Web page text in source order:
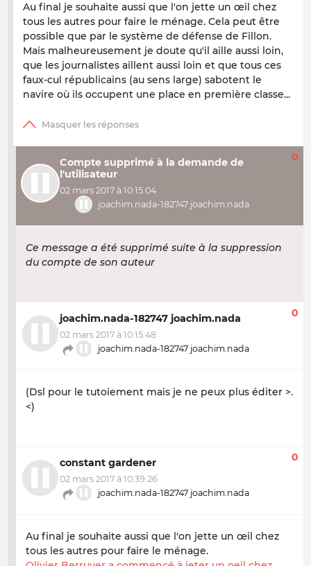
Au final je souhaite aussi que l'on jette un œil chez
tous les autres pour faire le ménage. Cela peut être
possible que par le système de défense de Fillon.
Mais malheureusement je doute qu'il aille aussi loin,
que les journalistes aillent aussi loin et que tous ces
faux-cul républicains (au sens large) sabotent le
navire où ils occupent une place en première classe...
Compte supprimé à la demande de
l'utilisateur
02 mars 2017 à 10:15:04
joachim.nada-182747 joachim.nada
0
Ce message a été supprimé suite à la suppression
du compte de son auteur
joachim.nada-182747 joachim.nada
02 mars 2017 à 10:15:48
joachim.nada-182747 joachim.nada
0
(Dsl pour le tutoiement mais je ne peux plus éditer >.
<)
constant gardener
02 mars 2017 à 10:39:26
joachim.nada-182747 joachim.nada
0
Au final je souhaite aussi que l'on jette un œil chez
tous les autres pour faire le ménage.